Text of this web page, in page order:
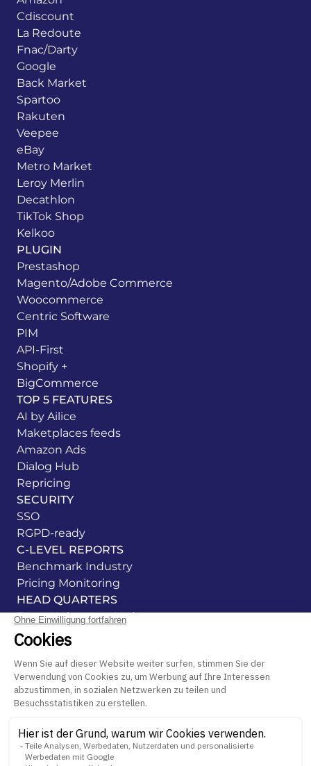
Cdiscount
La Redoute
Fnac/Darty
Google
Back Market
Spartoo
Rakuten
Veepee
eBay
Metro Market
Leroy Merlin
Decathlon
TikTok Shop
Kelkoo
PLUGIN
Prestashop
Magento/Adobe Commerce
Woocommerce
Centric Software
PIM
API-First
Shopify +
BigCommerce
TOP 5 FEATURES
AI by Ailice
Maketplaces feeds
Amazon Ads
Dialog Hub
Repricing
SECURITY
SSO
RGPD-ready
C-LEVEL REPORTS
Benchmark Industry
Pricing Monitoring
HEAD QUARTERS
Etats-Unis - New-York
France - Cachan
Espagne - Alicante
Groupe Centric Software
Rechtliche Hinweise Datenschutzerklärung
Cookie Management
Hinweisgebersystem
Login